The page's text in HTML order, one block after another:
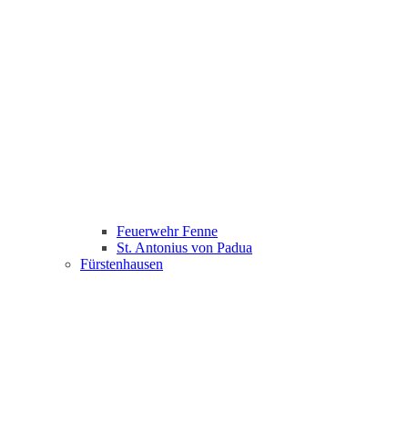
Feuerwehr Fenne
St. Antonius von Padua
Fürstenhausen